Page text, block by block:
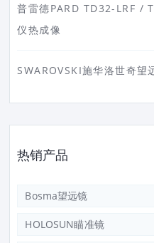
普雷德PARD TD32-LRF /
仪热成像
SWAROVSKI施华洛世奇
热销产品
Bosma望远镜
HOLOSUN瞄准镜